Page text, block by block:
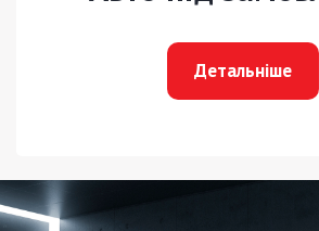
Детальніше